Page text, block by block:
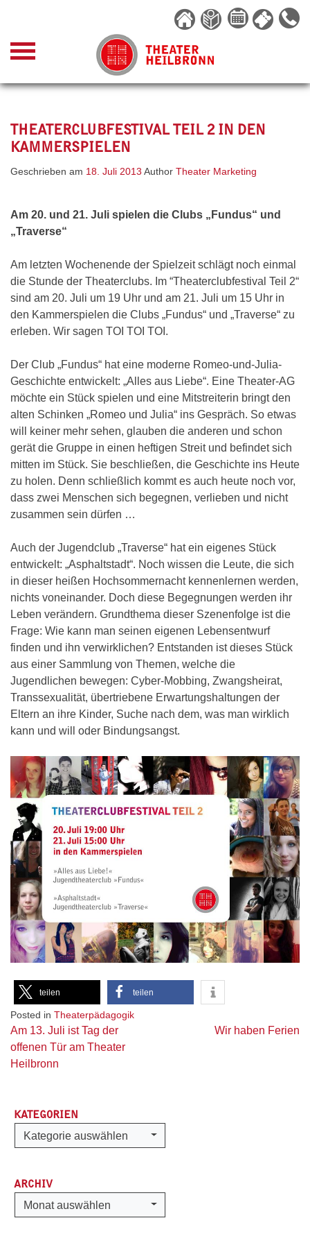
content
THEATERCLUBFESTIVAL TEIL 2 IN DEN
KAMMERSPIELEN
Geschrieben am 18. Juli 2013 Author Theater Marketing
Am 20. und 21. Juli spielen die Clubs „Fundus“ und
„Traverse“
Am letzten Wochenende der Spielzeit schlägt noch einmal
die Stunde der Theaterclubs. Im “Theaterclubfestival Teil 2“
sind am 20. Juli um 19 Uhr und am 21. Juli um 15 Uhr in
den Kammerspielen die Clubs „Fundus“ und „Traverse“ zu
erleben. Wir sagen TOI TOI TOI.
Der Club „Fundus“ hat eine moderne Romeo-und-Julia-
Geschichte entwickelt: „Alles aus Liebe“. Eine Theater-AG
möchte ein Stück spielen und eine Mitstreiterin bringt den
alten Schinken „Romeo und Julia“ ins Gespräch. So etwas
will keiner mehr sehen, glauben die anderen und schon
gerät die Gruppe in einen heftigen Streit und befindet sich
mitten im Stück. Sie beschließen, die Geschichte ins Heute
zu holen. Denn schließlich kommt es auch heute noch vor,
dass zwei Menschen sich begegnen, verlieben und nicht
zusammen sein dürfen …
Auch der Jugendclub „Traverse“ hat ein eigenes Stück
entwickelt: „Asphaltstadt“. Noch wissen die Leute, die sich
in dieser heißen Hochsommernacht kennenlernen werden,
nichts voneinander. Doch diese Begegnungen werden ihr
Leben verändern. Grundthema dieser Szenenfolge ist die
Frage: Wie kann man seinen eigenen Lebensentwurf
finden und ihn verwirklichen? Entstanden ist dieses Stück
aus einer Sammlung von Themen, welche die
Jugendlichen bewegen: Cyber-Mobbing, Zwangsheirat,
Transsexualität, übertriebene Erwartungshaltungen der
Eltern an ihre Kinder, Suche nach dem, was man wirklich
kann und will oder Bindungsangst.
teilen teilen
Posted in Theaterpädagogik
Beitragsnavigation
Am 13. Juli ist Tag der
offenen Tür am Theater
Heilbronn
Wir haben Ferien
KATEGORIEN
Kategorien
Kategorie auswählen
ARCHIV
Archiv
Monat auswählen